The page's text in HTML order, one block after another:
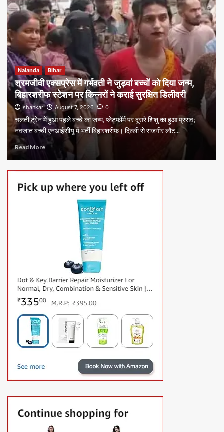
Nalanda Bihar
श्रमजीवी एक्सप्रेस में गर्भवती ने जुड़वां बच्चों को दिया जन्म,
बिहारशरीफ स्टेशन पर किन्नरों ने कराई सुरक्षित डिलीवरी
shankar August 7, 2026 0
चलती ट्रेन में हुआ पहले बच्चे का जन्म, प्लेटफॉर्म पर दूसरे शिशु का हुआ प्रसव;
नवजात बच्ची एनआईसीयू में भर्ती बिहारशरीफ। दिल्ली से राजगीर लौट...
Read More